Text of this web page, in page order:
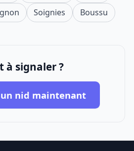
Soignies Boussu
à signaler ?
nid maintenant